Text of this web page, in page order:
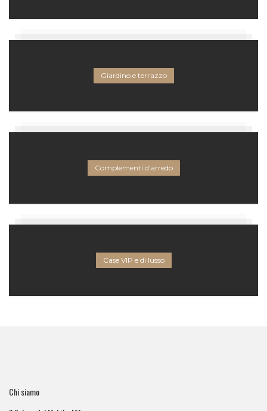
Giardino e terrazzo
Complementi d'arredo
Case VIP e di lusso
Chi siamo